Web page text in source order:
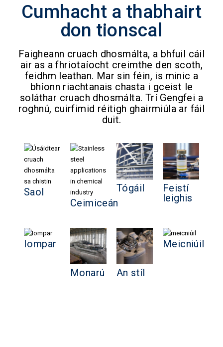
Cumhacht a thabhairt
don tionscal
Faigheann cruach dhosmálta, a bhfuil cáil
air as a fhriotaíocht creimthe den scoth,
feidhm leathan. Mar sin féin, is minic a
bhíonn riachtanais chasta i gceist le
soláthar cruach dhosmálta. Trí Gengfei a
roghnú, cuirfimid réitigh ghairmiúla ar fáil
duit.
Saol
Ceimiceán
Tógáil
Feistí
leighis
Iompar
Monarú An stíl
Meicniúil